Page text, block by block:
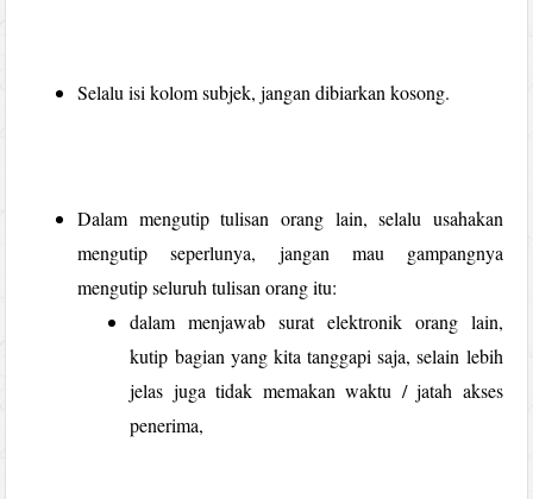
Selalu isi kolom subjek, jangan dibiarkan kosong.
Dalam mengutip tulisan orang lain, selalu usahakan
mengutip seperlunya, jangan mau gampangnya
mengutip seluruh tulisan orang itu:
dalam menjawab surat elektronik orang lain,
kutip bagian yang kita tanggapi saja, selain lebih
jelas juga tidak memakan waktu / jatah akses
penerima,